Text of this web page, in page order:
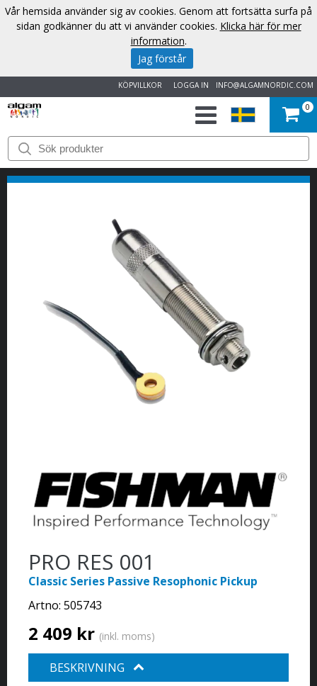
INFO@ALGAMNORDIC.COM
LOGGA IN
KÖPVILLKOR
START
VARUMÄRKEN
KONTAKT
0
PRO RES 001
Classic Series Passive Resophonic Pickup
Artno: 505743
2 409 kr (inkl. moms)
BESKRIVNING
Vår hemsida använder sig av cookies. Genom att fortsätta surfa på
sidan godkänner du att vi använder cookies. Klicka här för mer
information.
Jag förstår